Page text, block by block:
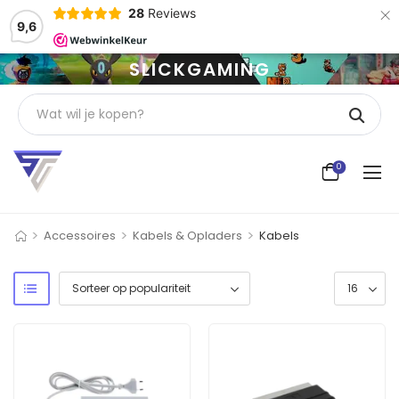
9,6
28 Reviews ×
SLICKGAMING
0
> Accessoires > Kabels & Opladers > Kabels